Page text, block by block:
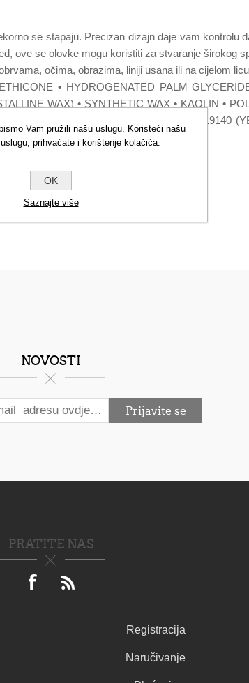
se stapaju. Precizan dizajn daje vam kontrolu
ove se olovke mogu koristiti za stvaranje širokog
očima, obrazima, liniji usana ili na cijelom
• HYDROGENATED PALM
WAX) • SYNTHETIC WAX • KAOLIN •
CI 77742 (MANGANESE VIOLET) • CI 19140
NOVOSTI
PRATITE NAS
Registracija
Naručivanje
Vam pružili našu uslugu. Koristeći našu
prihvaćate i korištenje kolačića.
OK
Saznajte više